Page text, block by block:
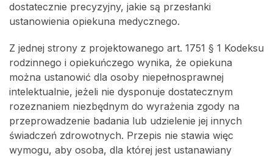
dostatecznie precyzyjny, jakie są przesłanki
ustanowienia opiekuna medycznego.
Z jednej strony z projektowanego art. 1751 § 1 Kodeksu
rodzinnego i opiekuńczego wynika, że opiekuna
można ustanowić dla osoby niepełnosprawnej
intelektualnie, jeżeli nie dysponuje dostatecznym
rozeznaniem niezbędnym do wyrażenia zgody na
przeprowadzenie badania lub udzielenie jej innych
świadczeń zdrowotnych. Przepis nie stawia więc
wymogu, aby osoba, dla której jest ustanawiany